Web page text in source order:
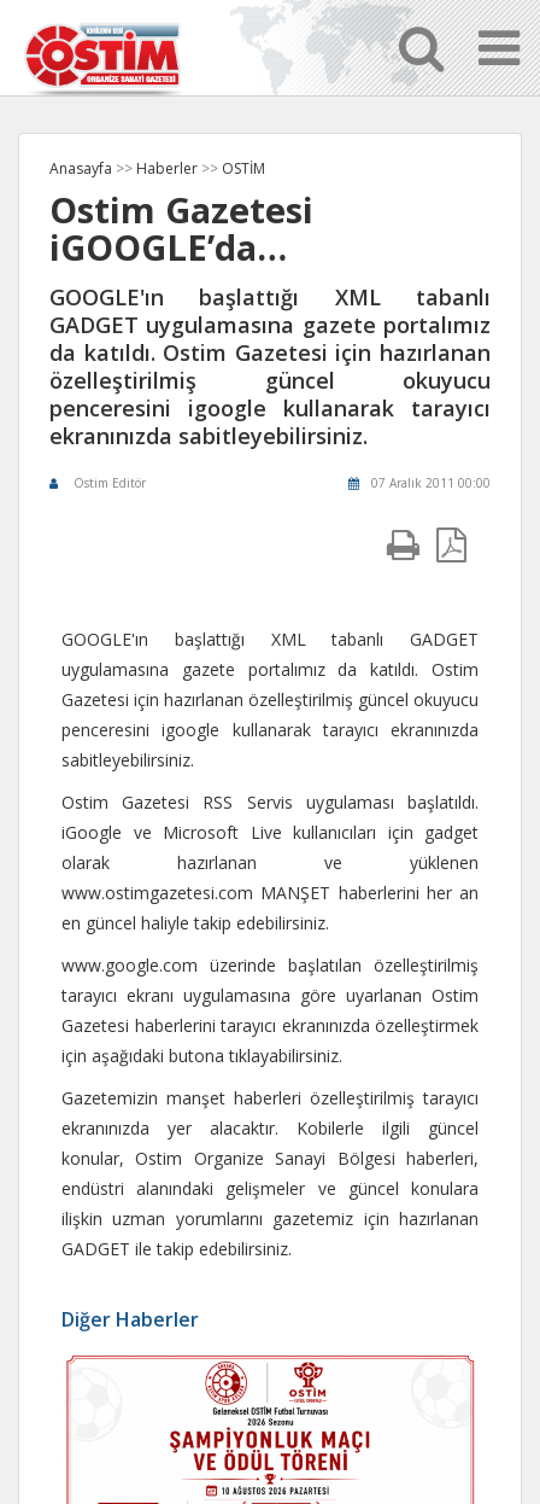
Anasayfa >> Haberler >> OSTİM
Ostim Gazetesi
iGOOGLE’da…
GOOGLE'ın başlattığı XML tabanlı
GADGET uygulamasına gazete portalımız
da katıldı. Ostim Gazetesi için hazırlanan
özelleştirilmiş güncel okuyucu
penceresini igoogle kullanarak tarayıcı
ekranınızda sabitleyebilirsiniz.
Ostim Editör 07 Aralık 2011 00:00
GOOGLE'ın başlattığı XML tabanlı GADGET
uygulamasına gazete portalımız da katıldı. Ostim
Gazetesi için hazırlanan özelleştirilmiş güncel okuyucu
penceresini igoogle kullanarak tarayıcı ekranınızda
sabitleyebilirsiniz.
Ostim Gazetesi RSS Servis uygulaması başlatıldı.
iGoogle ve Microsoft Live kullanıcıları için gadget
olarak hazırlanan ve yüklenen
www.ostimgazetesi.com MANŞET haberlerini her an
en güncel haliyle takip edebilirsiniz.
www.google.com üzerinde başlatılan özelleştirilmiş
tarayıcı ekranı uygulamasına göre uyarlanan Ostim
Gazetesi haberlerini tarayıcı ekranınızda özelleştirmek
için aşağıdaki butona tıklayabilirsiniz.
Gazetemizin manşet haberleri özelleştirilmiş tarayıcı
ekranınızda yer alacaktır. Kobilerle ilgili güncel
konular, Ostim Organize Sanayi Bölgesi haberleri,
endüstri alanındaki gelişmeler ve güncel konulara
ilişkin uzman yorumlarını gazetemiz için hazırlanan
GADGET ile takip edebilirsiniz.
Diğer Haberler